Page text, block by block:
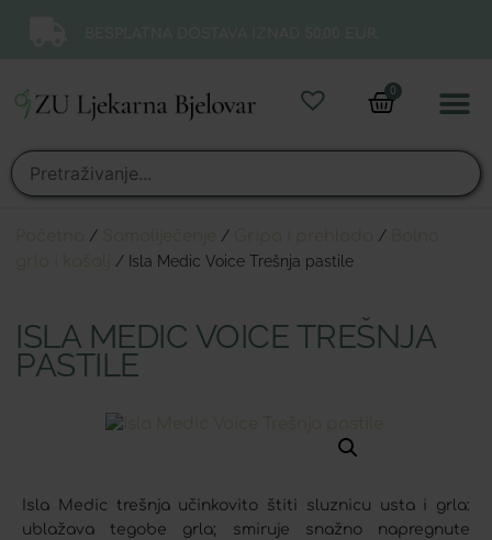
0
/ / /
/ Isla Medic Voice Trešnja pastile
ISLA MEDIC VOICE TREŠNJA
PASTILE
Isla Medic trešnja učinkovito štiti sluznicu usta i grla:
ublažava tegobe grla; smiruje snažno napregnute